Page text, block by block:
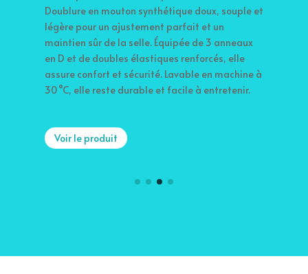
concours ou à l’écurie. Elle allie robustesse,
durabilité et élégance. Ses 3 tiroirs amovibles
et 2 compartiments modulables permettent de
ranger chaque accessoire à sa place pour un
accès rapide et un rangement sur
mesure.Pratique et sécurisée, elle dispose d’une
facile.